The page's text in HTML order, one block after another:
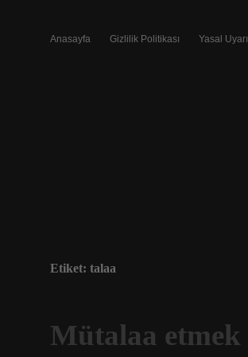
Anasayfa Gizlilik Politikası Yasal Uyarı
Etiket: talaa
Mütalaa etmek